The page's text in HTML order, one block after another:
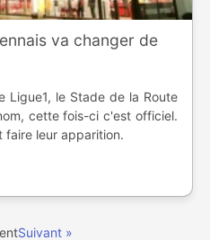
va changer de
Ligue1, le Stade de la Route
cette fois-ci c'est officiel.
faire leur apparition.
Suivant »